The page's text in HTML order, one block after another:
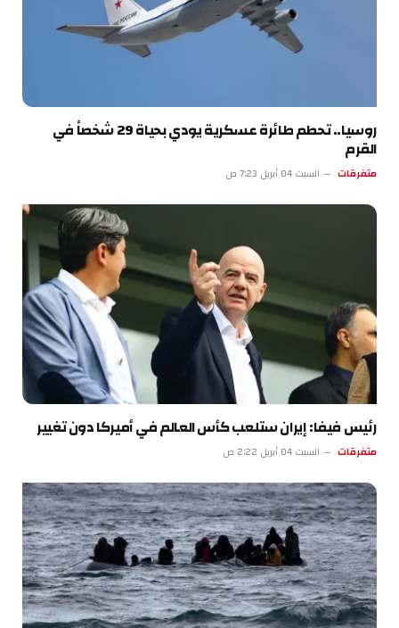
روسيا.. تحطم طائرة عسكرية يودي بحياة 29 شخصاً في
القرم
متفرقات السبت 04 أبريل 7:23 ص
رئيس فيفا: إيران ستلعب كأس العالم في أميركا دون تغيير
متفرقات السبت 04 أبريل 2:22 ص